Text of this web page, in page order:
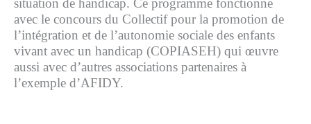
situation de handicap. Ce programme fonctionne
avec le concours du Collectif pour la promotion de
l’intégration et de l’autonomie sociale des enfants
vivant avec un handicap (COPIASEH) qui œuvre
aussi avec d’autres associations partenaires à
l’exemple d’AFIDY.